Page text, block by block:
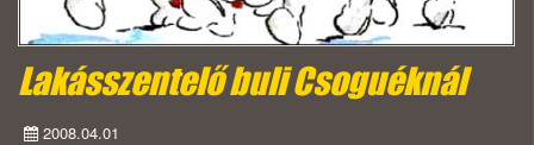
Lakásszentelő buli Csoguéknál
2008.04.01